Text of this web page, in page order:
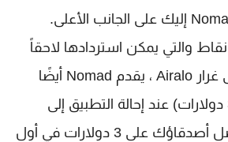
، فقد تأتي أسعار Nomad إليك على الجانب الأعلى.
والتي يمكن استردادها لاحقاً
لخطط البيانات. على غرار Airalo ، يقدم Nomad أيضًا
300 نقطة (قيمة 3 دولارات) عند إحالة التطبيق إلى
أصدقائك ، كما يحصل أصدقاؤك على 3 دولارات في أول